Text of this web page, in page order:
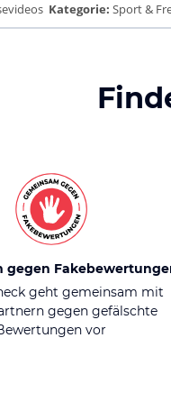
Kategorie: Sport &
gegen
geht gemeinsam mit
gegen gefälschte
vor